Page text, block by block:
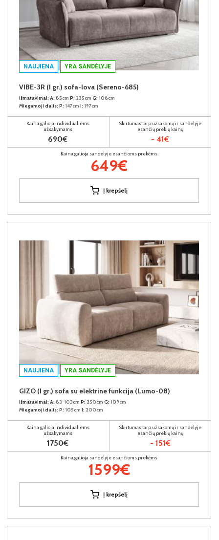
NAUJIENA YRA SANDĖLYJE
VIBE-3R (I gr.) sofa-lova (Sereno-685)
Išmatavimai: A: 85cm P: 235cm G: 108cm
Miegamoji dalis: P: 147cm I: 197cm
Kaina galioja individualiems
užsakymams
690€
Skirtumas tarp užsakomų ir sandėlyje
esančių prekių kainų
- 41€
Kaina galioja sandėlyje esančioms prekėms
649€
Į krepšelį
NAUJIENA YRA SANDĖLYJE
GIZO (I gr.) sofa su elektrine funkcija (Lumo-08)
Išmatavimai: A: 83-103cm P: 250cm G: 109cm
Miegamoji dalis: P: 105cm I: 200cm
Kaina galioja individualiems
užsakymams
1750€
Skirtumas tarp užsakomų ir sandėlyje
esančių prekių kainų
- 151€
Kaina galioja sandėlyje esančioms prekėms
1599€
Į krepšelį